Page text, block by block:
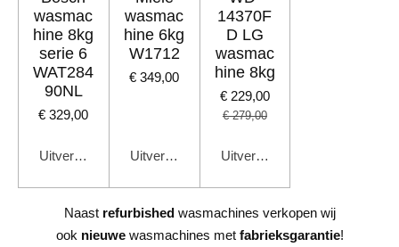
wasmac
hine 8kg
serie 6
WAT284
90NL
€ 329,00
Uitverkocht
wasmac
hine 6kg
W1712
€ 349,00
Uitverkocht
14370F
D LG
wasmac
hine 8kg
€ 229,00
€ 279,00
Uitverkocht
Naast refurbishedwasmachines verkopen wij
ook nieuwewasmachines met fabrieksgarantie!